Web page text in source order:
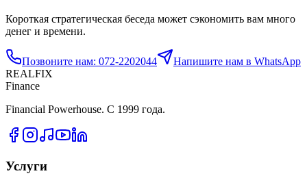
Короткая стратегическая беседа может сэкономить вам много
денег и времени.
Позвоните нам: 072-2202044
Напишите нам в WhatsApp
REALFIX
Finance
Financial Powerhouse. С 1999 года.
Услуги